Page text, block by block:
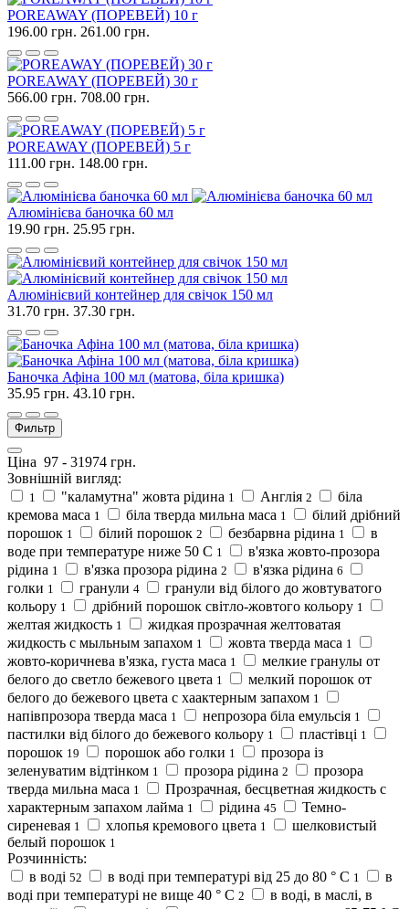
POREAWAY (ПОРЕВЕЙ) 10 г
196.00 грн. 261.00 грн.
POREAWAY (ПОРЕВЕЙ) 30 г
566.00 грн. 708.00 грн.
POREAWAY (ПОРЕВЕЙ) 5 г
111.00 грн. 148.00 грн.
Алюмінієва баночка 60 мл
19.90 грн. 25.95 грн.
Алюмінієвий контейнер для свічок 150 мл
31.70 грн. 37.30 грн.
Баночка Афіна 100 мл (матова, біла кришка)
35.95 грн. 43.10 грн.
Фильтр
Ціна 97 - 31974 грн.
Зовнішній вигляд:
1 "каламутна" жовта рідина 1 Англія 2
біла
кремова маса 1 біла тверда мильна маса 1
білий дрібний
порошок 1 білий порошок 2 безбарвна рідина 1
в
воде при температуре ниже 50 С 1
в'язка жовто-прозора
рідина 1 в'язка прозора рідина 2 в'язка рідина 6
голки 1 гранули 4
гранули від білого до жовтуватого
кольору 1 дрібний порошок світло-жовтого кольору 1
желтая жидкость 1
жидкая прозрачная желтоватая
жидкость с мыльным запахом 1 жовта тверда маса 1
жовто-коричнева в'язка, густа маса 1
мелкие гранулы от
белого до светло бежевого цвета 1
мелкий порошок от
белого до бежевого цвета с хаактерным запахом 1
напівпрозора тверда маса 1 непрозора біла емульсія 1
пастилки від білого до бежевого кольору 1 пластівці 1
порошок 19 порошок або голки 1
прозора із
зеленуватим відтінком 1 прозора рідина 2
прозора
тверда мильна маса 1
Прозрачная, бесцветная жидкость с
характерным запахом лайма 1 рідина 45
Темно-
сиреневая 1 хлопья кремового цвета 1
шелковистый
белый порошок 1
Розчинність:
в воді 52 в воді при температурі від 25 до 80 ° C 1
в
воді при температурі не вище 40 ° C 2
в воді, в маслі, в